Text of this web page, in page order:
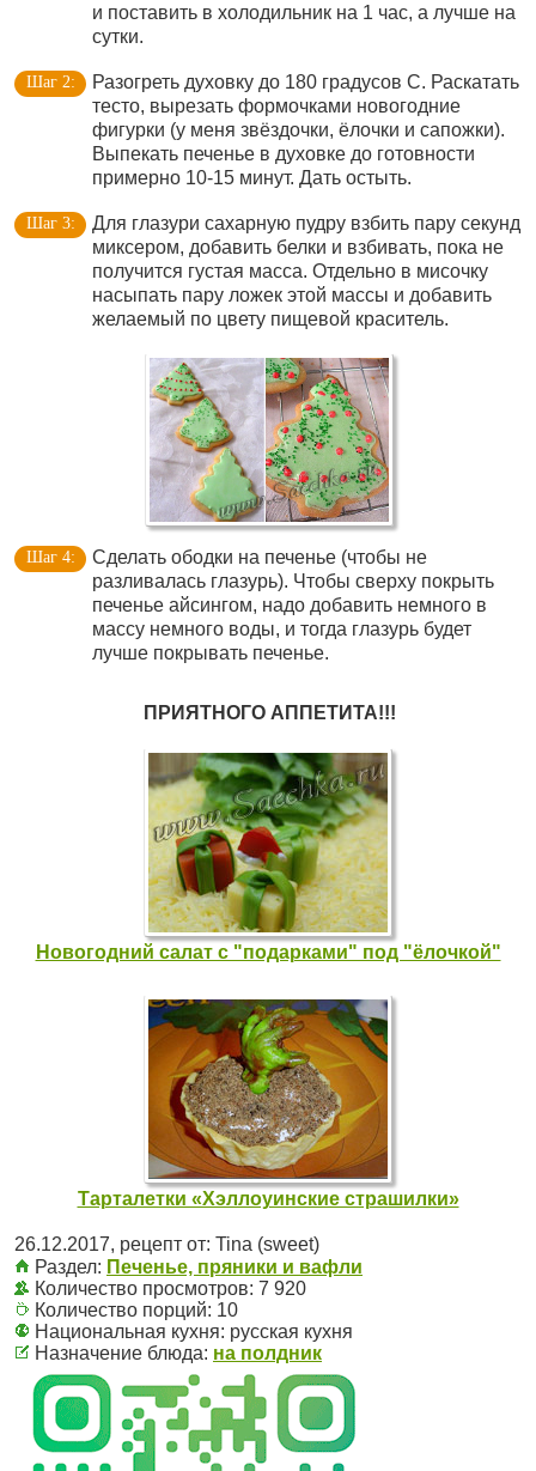
и поставить в холодильник на 1 час, а лучше на
сутки.
Разогреть духовку до 180 градусов С. Раскатать
тесто, вырезать формочками новогодние
фигурки (у меня звёздочки, ёлочки и сапожки).
Выпекать печенье в духовке до готовности
примерно 10-15 минут. Дать остыть.
Для глазури сахарную пудру взбить пару секунд
миксером, добавить белки и взбивать, пока не
получится густая масса. Отдельно в мисочку
насыпать пару ложек этой массы и добавить
желаемый по цвету пищевой краситель.
Сделать ободки на печенье (чтобы не
разливалась глазурь). Чтобы сверху покрыть
печенье айсингом, надо добавить немного в
массу немного воды, и тогда глазурь будет
лучше покрывать печенье.
ПРИЯТНОГО АППЕТИТА!!!
Новогодний салат с "подарками" под "ёлочкой"
Тарталетки «Хэллоуинские страшилки»
26.12.2017, рецепт от: Tina (sweet)
Раздел: Печенье, пряники и вафли
Количество просмотров: 7 920
Количество порций: 10
Национальная кухня: русская кухня
Назначение блюда: на полдник